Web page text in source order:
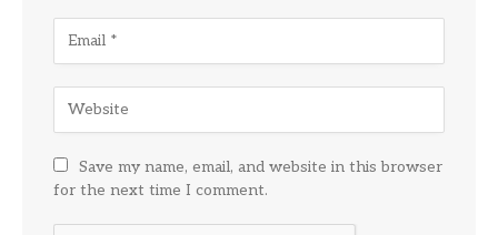
Save my name, email, and website in this browser
for the next time I comment.